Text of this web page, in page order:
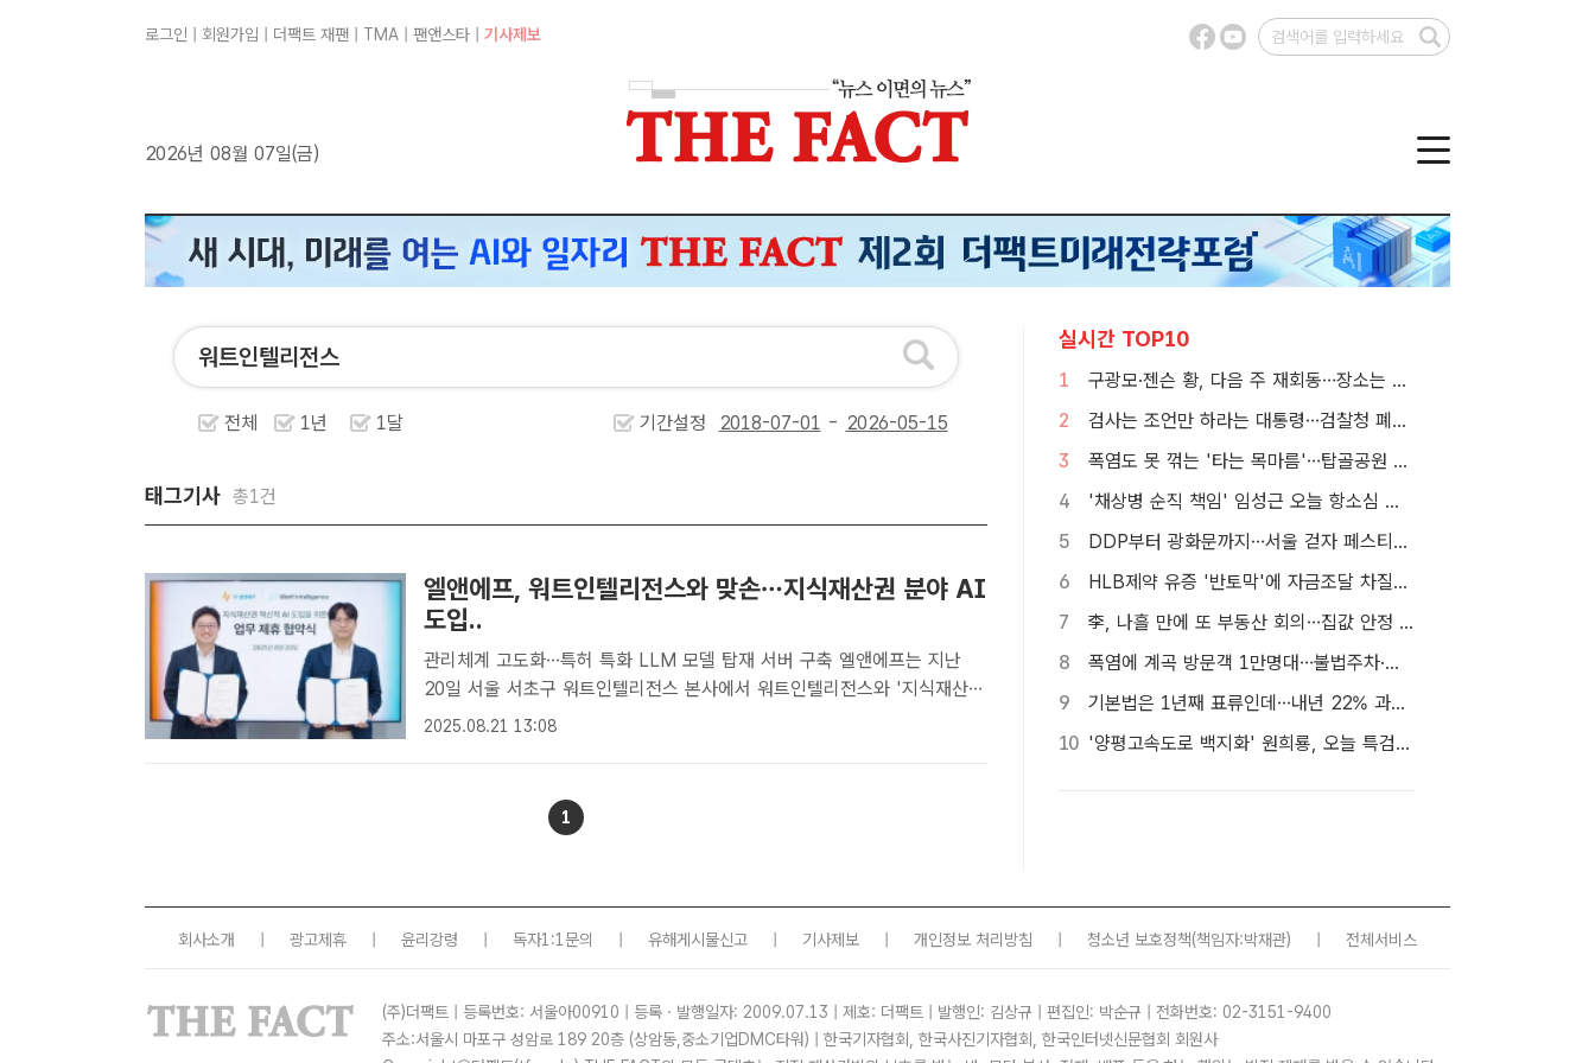
로그인 회원가입 더팩트 재팬 TMA 팬앤스타 기사제보
2026년 08월 07일(금)
전체 1년 1달 기간설정 -
태그기사 총1건
엘앤에프, 워트인텔리전스와 맞손…지식재산권 분야 AI
도입..
관리체계 고도화…특허 특화 LLM 모델 탑재 서버 구축 엘앤에프는 지난
20일 서울 서초구 워트인텔리전스 본사에서 워트인텔리전스와 '지식재산권
(IP) 분야 혁신적 인공지능(AI) 도입을 위한 업무협약(MOU)'을 체결했다.
2025.08.21 13:08
1
실시간 TOP10
1
구광모·젠슨 황, 다음 주 재회동…장소는 실리콘밸리
2
검사는 조언만 하라는 대통령…검찰청 폐지 앞둔 합수본 '딜레마'
3
폭염도 못 꺾는 '타는 목마름'…탑골공원 아리수 냉장고 가보니
4
'채상병 순직 책임' 임성근 오늘 항소심 선고…1심 징역 3년
5
DDP부터 광화문까지…서울 걷자 페스티벌 참가자 5000명 모집
6
HLB제약 유증 '반토막'에 자금조달 차질…R&D 줄이고 채무상환금 제외
7
李, 나흘 만에 또 부동산 회의…집값 안정 승부처 '공급' 점검
8
폭염에 계곡 방문객 1만명대…불법주차·쓰레기는 골치
9
기본법은 1년째 표류인데…내년 22% 과세 강행, 가상자산 투자자 반발 확산
10
'양평고속도로 백지화' 원희룡, 오늘 특검 2차 피의자 조사
회사소개 광고제휴 윤리강령 독자1:1문의 유해게시물신고 기사제보 개인정보 처리방침 청소년 보호정책(책임자:박재관) 전체서비스
(주)더팩트 | 등록번호: 서울아00910 | 등록ㆍ발행일자: 2009.07.13 | 제호: 더팩트 | 발행인: 김상규 | 편집인: 박순규 | 전화번호: 02-3151-9400
주소:서울시 마포구 성암로 189 20층 (상암동,중소기업DMC타워) | 한국기자협회, 한국사진기자협회, 한국인터넷신문협회 회원사